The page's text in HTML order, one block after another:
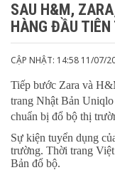
SAU H&M,
HÀNG ĐẦU
CẬP NHẬT: 14:58 11/07/
Tiếp bước Zara và
trang Nhật Bản
chuẩn bị đổ bộ thị
Sự kiện tuyển dụng
trường. Thời trang
Bản đổ bộ.